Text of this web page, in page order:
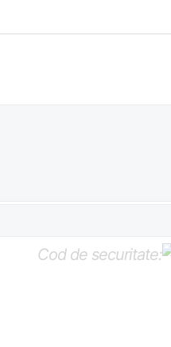
Cod de securitate: